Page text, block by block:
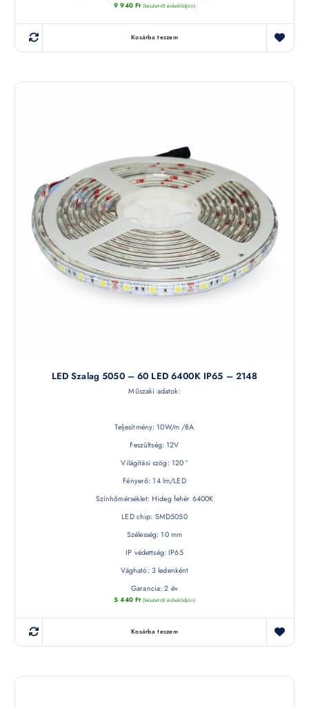
9 940 Ft (készletről érdeklődjön)
Kosárba teszem
LED Szalag 5050 – 60 LED 6400K IP65 – 2148
Műszaki adatok:
Teljesítmény: 10W/m /8A
Feszültség: 12V
Világítási szög: 120 °
Fényerő: 14 lm/LED
Színhőmérséklet: Hideg fehér 6400K
LED chip: SMD5050
Szélesség: 10 mm
IP védettség: IP65
Vágható: 3 ledenként
Garancia: 2 év
5 440 Ft (készletről érdeklődjön)
Kosárba teszem